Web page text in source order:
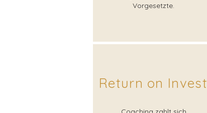
Vorgesetzte.
Return on Invest